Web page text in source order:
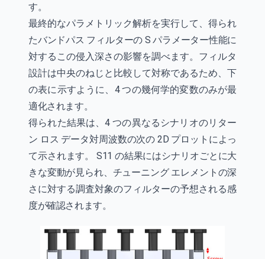
す。
最終的なパラメトリック解析を実行して、得られ
たバンドパス フィルターの S パラメーター性能に
対するこの侵入深さの影響を調べます。フィルタ
設計は中央のねじと比較して対称であるため、下
の表に示すように、4 つの幾何学的変数のみが最
適化されます。
得られた結果は、4 つの異なるシナリオのリター
ン ロス データ対周波数の次の 2D プロットによっ
て示されます。 S11 の結果にはシナリオごとに大
きな変動が見られ、チューニング エレメントの深
さに対する調査対象のフィルターの予想される感
度が確認されます。